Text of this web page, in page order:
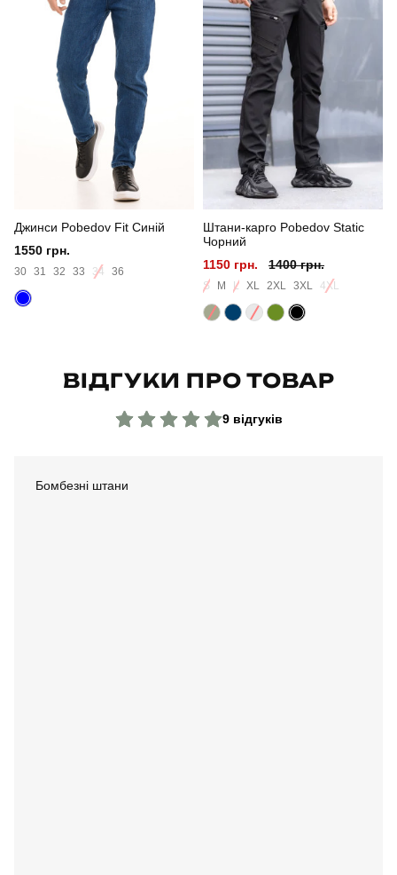
Призначення для повсякденного носіння
повсякденний
бежевий
Матеріал софт
Склад тканини 100% поліестер
Джинси Pobedov Fit Синій
1550 грн.
30 31 32 33 34 36
Штани-карго Pobedov Static
Чорний
1150 грн.
1400 грн.
S M L XL 2XL 3XL 4XL
ВІДГУКИ ПРО ТОВАР
9 відгуків
Бомбезні штани